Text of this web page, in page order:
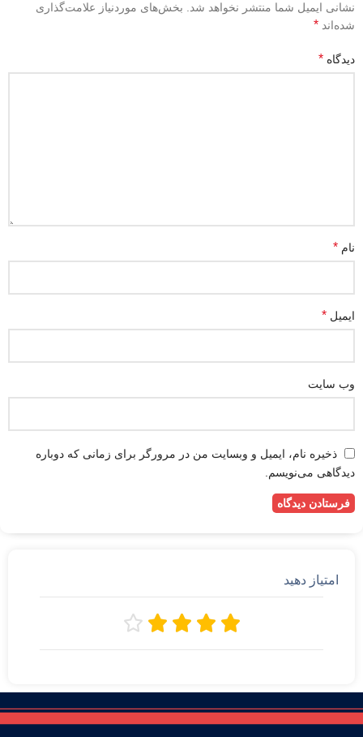
نشانی ایمیل شما منتشر نخواهد شد. بخش‌های موردنیاز علامت‌گذاری
شده‌اند *
دیدگاه *
نام *
ایمیل *
وب‌ سایت
ذخیره نام، ایمیل و وبسایت من در مرورگر برای زمانی که دوباره
دیدگاهی می‌نویسم.
امتیاز دهید




